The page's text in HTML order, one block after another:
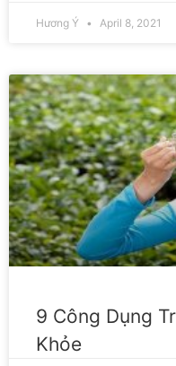
Hương Ý April 8, 2021
9 Công Dụng
Khỏe